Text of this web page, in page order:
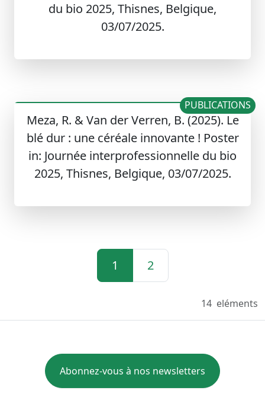
du bio 2025, Thisnes, Belgique,
03/07/2025.
Meza, R. & Van der Verren, B. (2025). Le
blé dur : une céréale innovante ! Poster
in: Journée interprofessionnelle du bio
2025, Thisnes, Belgique, 03/07/2025.
PUBLICATIONS
1 2
14 eléments
Abonnez-vous à nos newsletters